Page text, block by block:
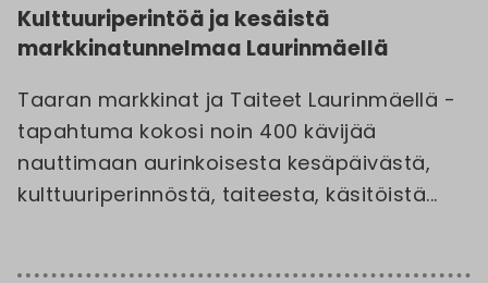
Kulttuuriperintöä ja kesäistä
markkinatunnelmaa Laurinmäellä
Taaran markkinat ja Taiteet Laurinmäellä -
tapahtuma kokosi noin 400 kävijää
nauttimaan aurinkoisesta kesäpäivästä,
kulttuuriperinnöstä, taiteesta, käsitöistä...